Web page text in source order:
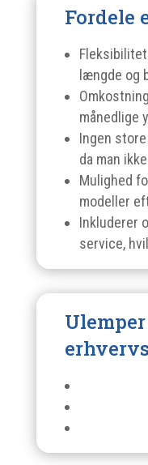
Fordele
længde og
månedlige
Ingen
da man
Mulighed
modeller
Inkluderer
service,
Ulemper